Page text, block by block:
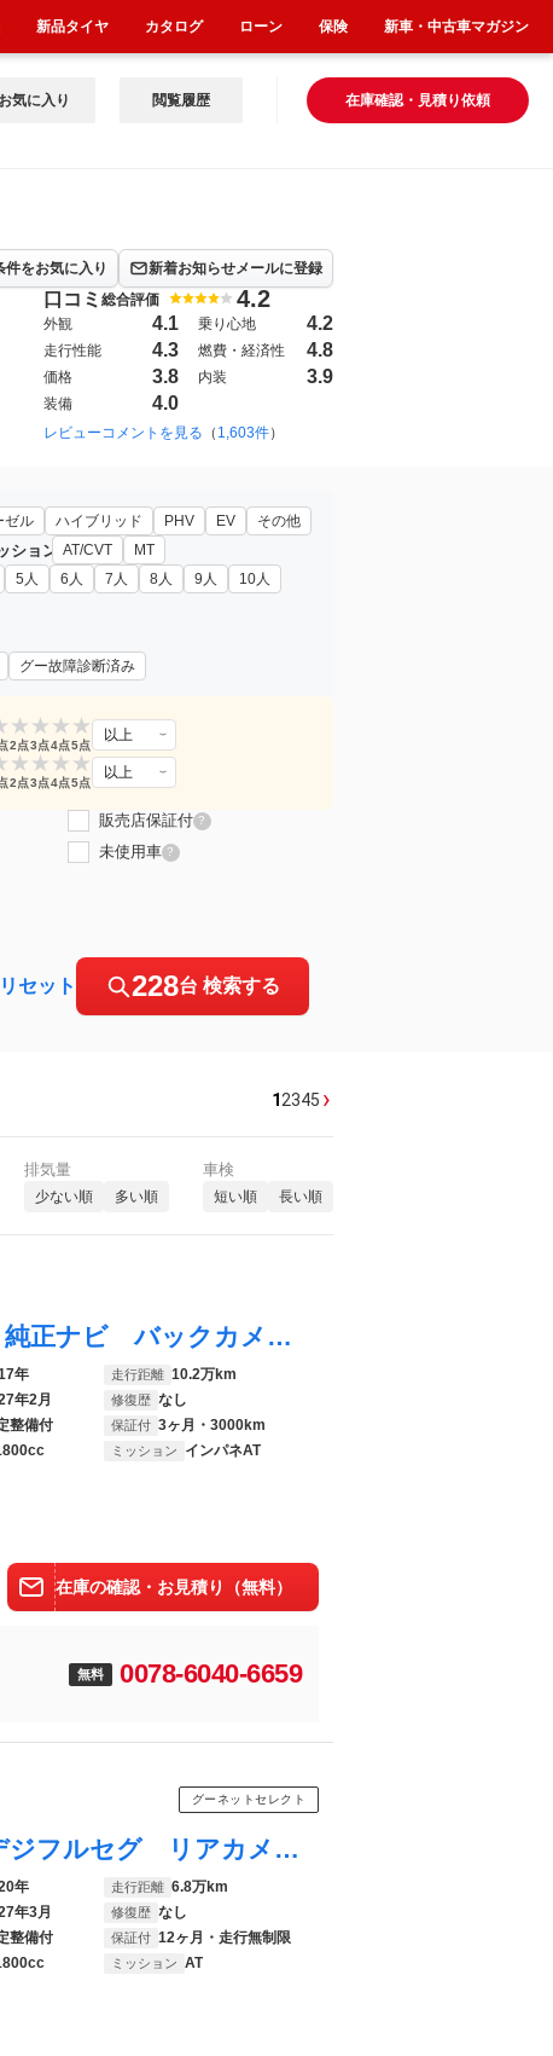
在庫確認・見積り依頼
お気に入り 閲覧履歴
件をお気に入り 新着お知らせメールに登録
2003年9月~2012年5月（12） 1997年12月~2003年9月（1）
口コミ 総合評価 4.2
外観 4.1 乗り心地 4.2
走行性能 4.3 燃費・経済性 4.8
価格 3.8 内装 3.9
装備 4.0
レビューコメントを見る （ 1,603件）
ゼル ハイブリッド PHV EV その他
ション AT/CVT MT
5人 6人 7人 8人 9人
10人
グー故障診断済み
★
2点
★
3点
★
4点
★
5点
以上
★
2点
★
3点
★
4点
★
5点
以上
販売店保証付 ?
未使用車 ?
セット 228台 検索する
12345 ›
排気量
少ない順 多い順
車検
短い順 長い順
プリウス Ｓ 禁煙車 セーフティセンス 純正ナビ バックカメラ オートエアコン オートハイビーム ＬＥＤライト レーダークルーズコントロール ＥＴＣ ステアリングスイッチ スマートキー 横滑り防止装置
年 走行距離 10.2万km
年2月 修復歴 なし
整備付 保証付 3ヶ月・3000km
ミッション インパネAT
在庫の確認・お見積り（無料）
無料 0078-6040-6659
グーネットセレクト
プリウス Ａツーリングセレクション 地デジフルセグ リアカメラ 横滑防止装置 １オーナー ＬＥＤライト イモビライザー アクティブクルーズ ＥＴＣ車載器 ドラレコ付き ＤＶＤ再生機能 キーフリー サイドエアバッグ アルミホイール ＰＷ
年 走行距離 6.8万km
年3月 修復歴 なし
整備付 保証付 12ヶ月・走行無制限
ミッション AT
新品タイヤ カタログ ローン 保険 新車・中古車マガジン